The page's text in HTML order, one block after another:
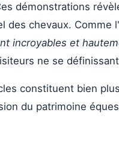
démonstrations
des chevaux. Comme
incroyables et
ne se
constituent bien
du patrimoine